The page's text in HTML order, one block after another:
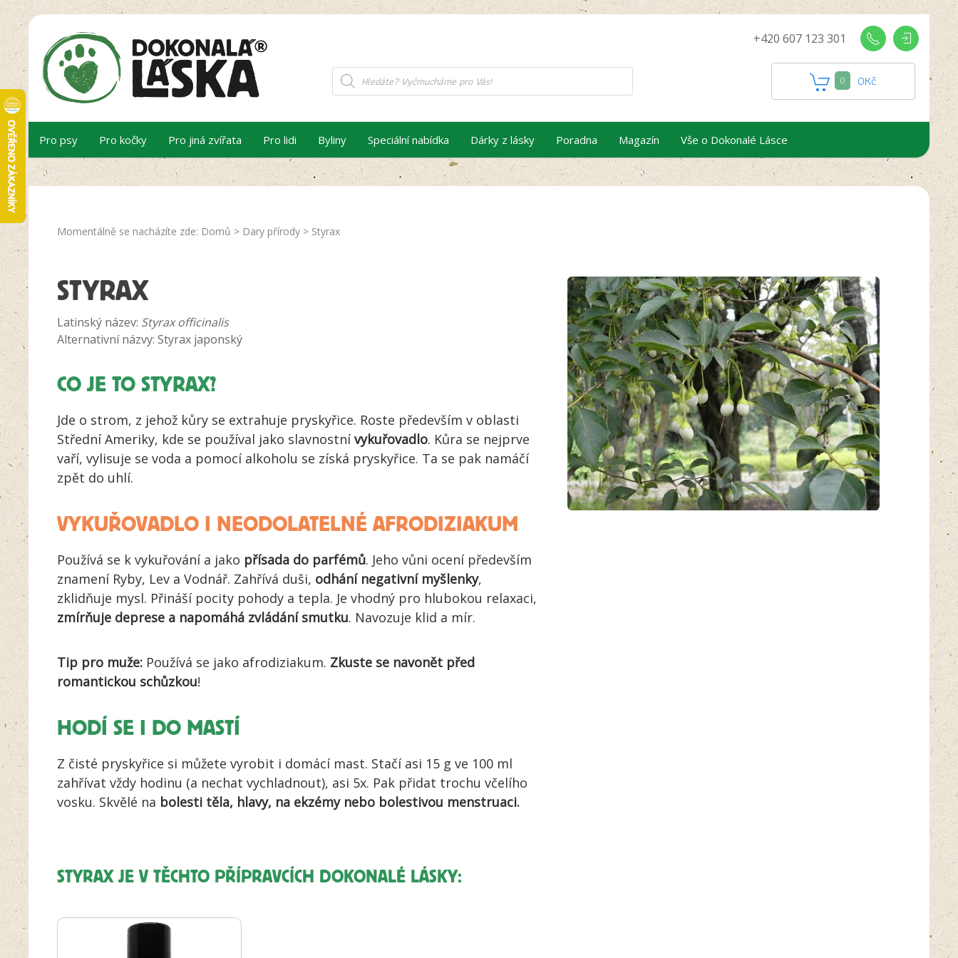
+420 607 123 301
Products
search 0 0Kč
Pro psy Pro kočky Pro jiná zvířata Pro lidi Byliny Speciální nabídka Dárky z lásky Poradna Magazín Vše o Dokonalé Lásce
Momentálně se nacházíte zde: Domů > Dary přírody > Styrax
STYRAX
Latinský název: Styrax officinalis
Alternativní názvy: Styrax japonský
CO JE TO STYRAX?
Jde o strom, z jehož kůry se extrahuje pryskyřice. Roste především v oblasti
Střední Ameriky, kde se používal jako slavnostnívykuřovadlo. Kůra se nejprve
vaří, vylisuje se voda a pomocí alkoholu se získá pryskyřice. Ta se pak namáčí
zpět do uhlí.
VYKUŘOVADLO I NEODOLATELNÉ AFRODIZIAKUM
Používá se k vykuřování a jako přísada do parfémů. Jeho vůni ocení především
znamení Ryby, Lev a Vodnář. Zahřívá duši, odhání negativní myšlenky,
zklidňuje mysl. Přináší pocity pohody a tepla. Je vhodný pro hlubokou relaxaci,
zmírňuje deprese a napomáhá zvládání smutku. Navozuje klid a mír.
Tip pro muže: Používá se jako afrodiziakum. Zkuste se navonět před
romantickou schůzkou!
HODÍ SE I DO MASTÍ
Z čisté pryskyřice si můžete vyrobit i domácí mast. Stačí asi 15 g ve 100 ml
zahřívat vždy hodinu (a nechat vychladnout), asi 5x. Pak přidat trochu včelího
vosku. Skvělé na bolesti těla, hlavy, na ekzémy nebo bolestivou menstruaci.
STYRAX JE V TĚCHTO PŘÍPRAVCÍCH DOKONALÉ LÁSKY: